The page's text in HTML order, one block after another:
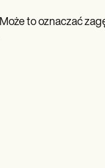
to oznaczać